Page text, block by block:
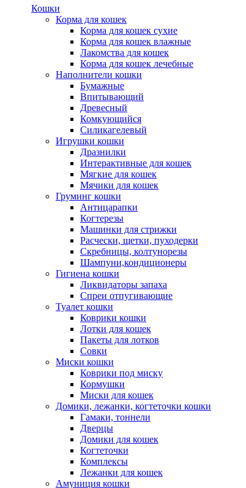
Кошки
Корма для кошек
Корма для кошек сухие
Корма для кошек влажные
Лакомства для кошек
Корма для кошек лечебные
Наполнители кошки
Бумажные
Впитывающий
Древесный
Комкующийся
Силикагелевый
Игрушки кошки
Дразнилки
Интерактивные для кошек
Мягкие для кошек
Мячики для кошек
Груминг кошки
Антицарапки
Когтерезы
Машинки для стрижки
Расчески, щетки, пуходерки
Скребницы, колтунорезы
Шампуни,кондиционеры
Гигиена кошки
Ликвидаторы запаха
Спреи отпугивающие
Туалет кошки
Коврики кошки
Лотки для кошек
Пакеты для лотков
Совки
Миски кошки
Коврики под миску
Кормушки
Миски для кошек
Домики, лежанки, когтеточки кошки
Гамаки, тоннели
Дверцы
Домики для кошек
Когтеточки
Комплексы
Лежанки для кошек
Амуниция кошки